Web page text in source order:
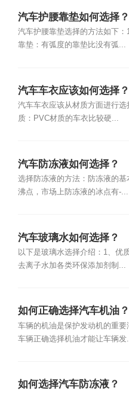
汽车护腰靠垫如何选择？
汽车护腰靠垫选择的方法如下：
靠垫：有弧度的靠垫比没有弧...
汽车车衣应该如何选择？
汽车车衣应该从材质方面进行选
质：PVC材质的车衣比较硬...
汽车防冻液如何选择？
选择防冻液的方法：防冻液的基
沸点，市场上防冻液的冰点有-...
汽车玻璃水如何选择？
以下是玻璃水选择介绍：1、优
去离子水加各类环保添加剂制...
如何正确选择汽车机油？
车辆的机油是保护发动机的重要
车辆正确选择机油才能让车辆发...
如何选择汽车防冻液？